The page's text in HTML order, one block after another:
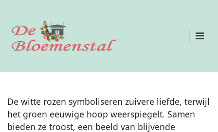
De witte rozen symboliseren zuivere liefde, terwijl
het groen eeuwige hoop weerspiegelt. Samen
bieden ze troost, een beeld van blijvende